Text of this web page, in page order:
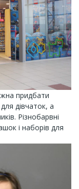
придбати
дівчаток, а
Різнобарвні
і наборів для